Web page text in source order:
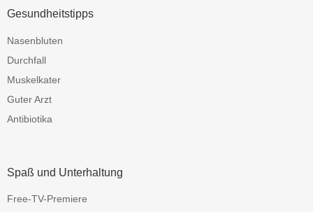
Gesundheitstipps
Nasenbluten
Durchfall
Muskelkater
Guter Arzt
Antibiotika
Spaß und Unterhaltung
Free-TV-Premiere